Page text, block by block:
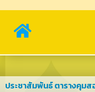
ประชาสัมพันธ์ ตารางคุม